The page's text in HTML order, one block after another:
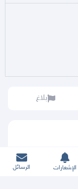
بلاغ
الإشعارات الرسائل